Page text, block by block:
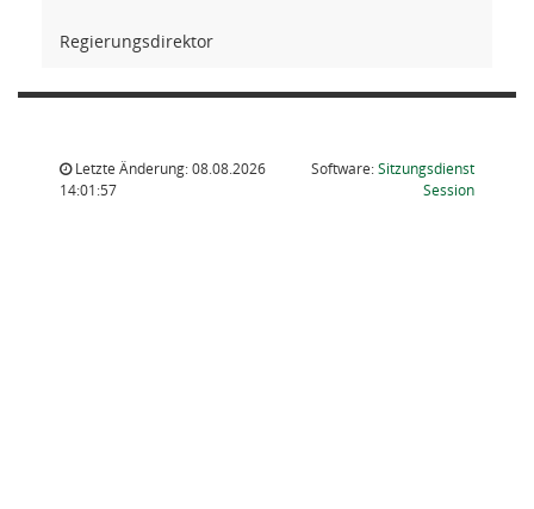
Regierungsdirektor
Letzte Änderung: 08.08.2026
14:01:57
Software:Sitzungsdienst
Session(Wird in